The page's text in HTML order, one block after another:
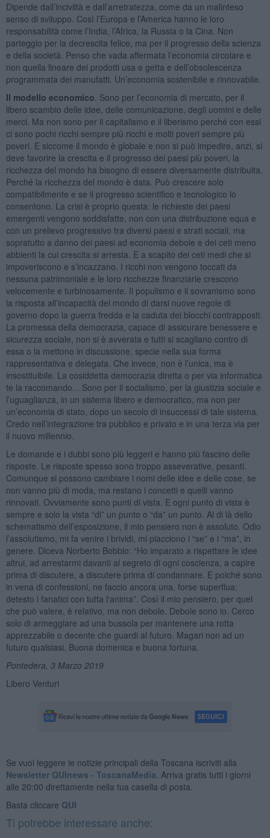
Dipende dall’inciviltà e dall’arretratezza, come da un malinteso
senso di sviluppo. Così l’Europa e l’America hanno le loro
responsabilità come l’India, l’Africa, la Russia o la Cina. Non
parteggio per la decrescita felice, ma per il progresso della scienza
e della società. Penso che vada affermata l’economia circolare e
non quella lineare dei prodotti usa e getta e dell’obsolescenza
programmata dei manufatti. Un’economia sostenibile e rinnovabile.
Il modello economico . Sono per l’economia di mercato, per il
libero scambio delle idee, delle comunicazione, degli uomini e delle
merci. Ma non sono per il capitalismo e il liberismo perché con essi
ci sono pochi ricchi sempre più ricchi e molti poveri sempre più
poveri. E siccome il mondo è globale e non si può impedire, anzi, si
deve favorire la crescita e il progresso dei paesi più poveri, la
ricchezza del mondo ha bisogno di essere diversamente distribuita.
Perché la ricchezza del mondo è data. Può crescere solo
compatibilmente e se il progresso scientifico e tecnologico lo
consentono. La crisi è proprio questa: le richieste dei paesi
emergenti vengono soddisfatte, non con una distribuzione equa e
con un prelievo progressivo tra diversi paesi e strati sociali, ma
sopratutto a danno dei paesi ad economia debole e dei ceti meno
abbienti la cui crescita si arresta. E a scapito dei ceti medi che si
impoveriscono e s’incazzano. I ricchi non vengono toccati da
nessuna patrimoniale e le loro ricchezze finanziarie crescono
velocemente e turbinosamente. Il populismo e il sovranismo sono
la risposta all’incapacità del mondo di darsi nuove regole di
governo dopo la guerra fredda e la caduta dei blocchi contrapposti.
La promessa della democrazia, capace di assicurare benessere e
sicurezza sociale, non si è avverata e tutti si scagliano contro di
essa o la mettono in discussione, specie nella sua forma
rappresentativa e delegata. Che invece, non è l’unica, ma è
insostituibile. La cosiddetta democrazia diretta o per via informatica
te la raccomando... Sono per il socialismo, per la giustizia sociale e
l’uguaglianza, in un sistema libero e democratico, ma non per
un’economia di stato, dopo un secolo di insuccessi di tale sistema.
Credo nell’integrazione tra pubblico e privato e in una terza via per
il nuovo millennio.
Le domande e i dubbi sono più leggeri e hanno più fascino delle
risposte. Le risposte spesso sono troppo asseverative, pesanti.
Comunque si possono cambiare i nomi delle idee e delle cose, se
non vanno più di moda, ma restano i concetti e quelli vanno
rinnovati. Ovviamente sono punti di vista. E ogni punto di vista è
sempre e solo la vista “di” un punto o “da” un punto. Al di là dello
schematismo dell’esposizione, il mio pensiero non è assoluto. Odio
l’assolutismo, mi fa venire i brividi, mi piacciono i “se” e i “ma”, in
genere. Diceva Norberto Bobbio: “Ho imparato a rispettare le idee
altrui, ad arrestarmi davanti al segreto di ogni coscienza, a capire
prima di discutere, a discutere prima di condannare. E poiché sono
in vena di confessioni, ne faccio ancora una, forse superflua:
detesto i fanatici con tutta l'anima”. Così il mio pensiero, per quel
che può valere, è relativo, ma non debole. Debole sono io. Cerco
solo di armeggiare ad una bussola per mantenere una rotta
apprezzabile o decente che guardi al futuro. Magari non ad un
futuro qualsiasi. Buona domenica e buona fortuna.
Pontedera, 3 Marzo 2019
Libero Venturi
Se vuoi leggere le notizie principali della Toscana iscriviti alla
Newsletter QUInews - ToscanaMedia. Arriva gratis tutti i giorni
alle 20:00 direttamente nella tua casella di posta.
Basta cliccare QUI
Ti potrebbe interessare anche: